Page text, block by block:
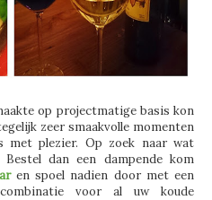
op projectmatige basis kon
zeer smaakvolle momenten
met plezier. Op zoek naar wat
dan een dampende kom
en spoel nadien door met een
voor al uw koude